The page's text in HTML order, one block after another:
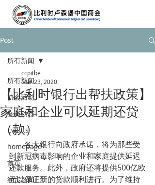
Post
所有新闻
协会活动
会员动态
Events
homepage
首页
经贸新闻
所有新闻
【比利时银行出帮扶政策】
家庭和企业可以延期还贷
（款）
ccpitbe
Mar 23, 2020
        各大银行向政府承诺，将为那些受
到新冠病毒影响的企业和家庭提供延迟
还款服务。此外，政府还将提供500亿欧
元以保证新的贷款顺利进行。为了维持